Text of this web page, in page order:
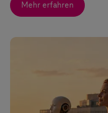
Mehr erfahren